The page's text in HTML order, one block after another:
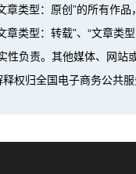
章类型：原创”的所有作
章类型：转载”、“文章类
性负责。其他媒体、网站
权归全国电子商务公共服